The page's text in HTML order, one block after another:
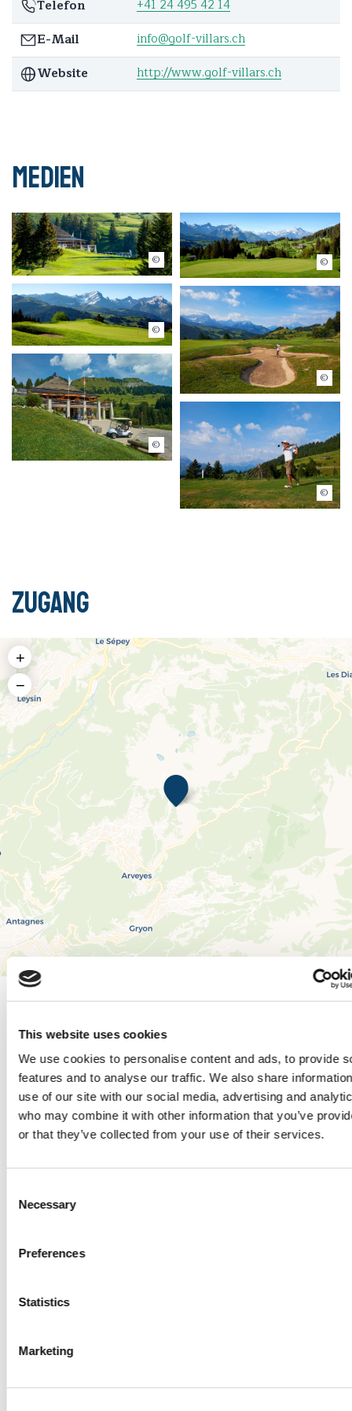
This website uses cookies
We use cookies to personalise content and ads, to provide
features and to analyse our traffic. We also share
use of our site with our social media, advertising and
who may combine it with other information that you’ve
or that they’ve collected from your use of their services.
Selection
Necessary
Preferences
Statistics
Marketing
Telefon
+41 24 495 42 14
E-Mail
info@golf-villars.ch
Website
http://www.golf-villars.ch
Medien
btf effect btf effect
btf effect
Visualps.ch
Visualps.ch
Visualps.ch
Zugang
+
−
© OpenStreetMap contributors, © CARTO
Öffnungszeiten und Tarife
Öffnungszeiten
Vom 09 May 2026 bis 31 October 2026
Montag - Freitag
Samstag - Sonntag
Tarife